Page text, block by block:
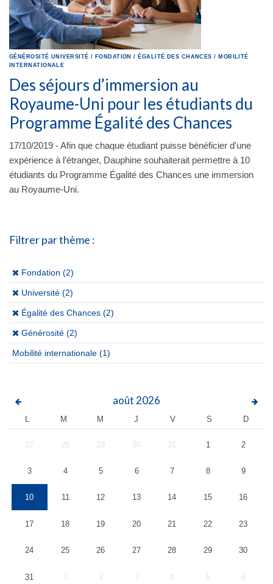
GÉNÉROSITÉ UNIVERSITÉ / FONDATION / ÉGALITÉ DES CHANCES / MOBILITÉ
INTERNATIONALE
Des séjours d’immersion au
Royaume-Uni pour les étudiants du
Programme Égalité des Chances
17/10/2019 - Afin que chaque étudiant puisse bénéficier d'une
expérience à l'étranger, Dauphine souhaiterait permettre à 10
étudiants du Programme Égalité des Chances une immersion
au Royaume-Uni.
Filtrer par thème :
(x)
Fondation (2)
(x)
Université (2)
(x)
Égalité des Chances (2)
(x)
Générosité (2)
Mobilité internationale (1)
août 2026
L M M J V S D
27 28 29 30 31 1 2
3 4 5 6 7 8 9
10 11 12 13 14 15 16
17 18 19 20 21 22 23
24 25 26 27 28 29 30
31 1 2 3 4 5 6